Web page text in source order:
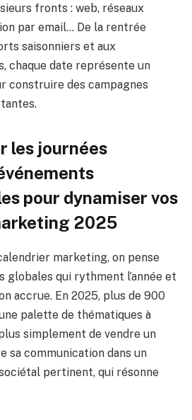
fronts : web, réseaux
par email… De la rentrée
saisonniers et aux
chaque date représente un
construire des campagnes
les journées
pour dynamiser vos
2025
marketing, on pense
globales qui rythment l’année et
accrue. En 2025, plus de 900
palette de thématiques à
simplement de vendre un
sa communication dans un
pertinent, qui résonne